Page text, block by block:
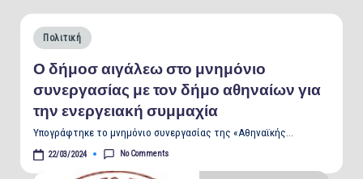
Posted
in
Πολιτική
Ο δήμοσ αιγάλεω στο μνημόνιο
συνεργασίας με τον δήμο αθηναίων για
την ενεργειακή συμμαχία
Υπογράφτηκε το μνημόνιο συνεργασίας της «Αθηναϊκής…
22/03/2024 No Comments